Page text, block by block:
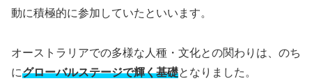
動に積極的に参加していたといいます。
オーストラリアでの多様な人種・文化との関わりは、のち
にグローバルステージで輝く基礎となりました。